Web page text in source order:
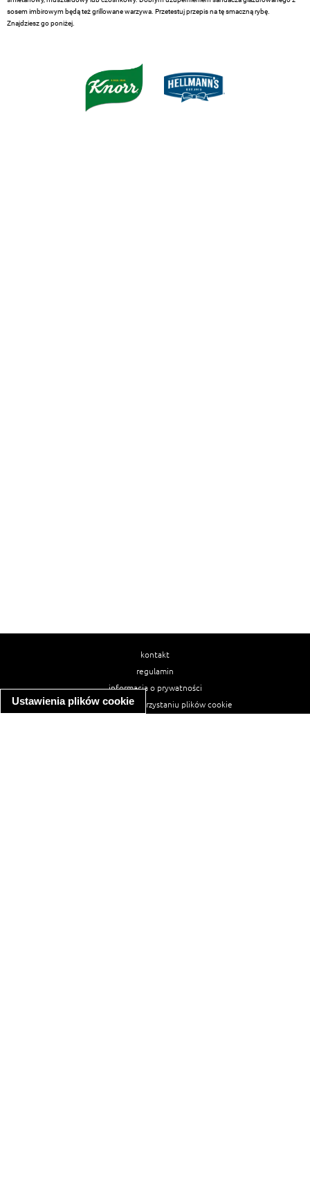
Ustawienia plików cookie
sosem imbirowym będą też grillowane warzywa. Przetestuj przepis na tę smaczną rybę.
Znajdziesz go poniżej.
kontakt
regulamin
informacja o prywatności
informacja o wykorzystaniu plików cookie